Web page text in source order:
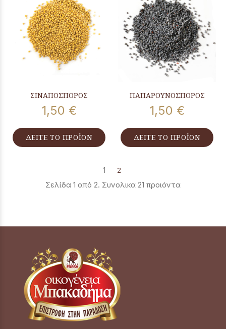
ΣΙΝΑΠΟΣΠΟΡΟΣ
1,50 €
ΔΕΙΤΕ ΤΟ ΠΡΟΪΟΝ
ΠΑΠΑΡΟΥΝΟΣΠΟΡΟΣ
1,50 €
ΔΕΙΤΕ ΤΟ ΠΡΟΪΟΝ
1
2
Σελίδα 1 από 2. Συνολικα 21 προιόντα